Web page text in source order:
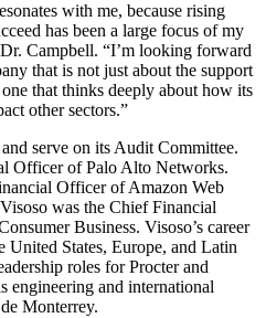
игр
with me, because rising
has been a large focus of my
Campbell. “I’m looking forward
that is not just about the support
that thinks deeply about how its
other sectors.”
serve on its Audit Committee.
Officer of Palo Alto Networks.
Officer of Amazon Web
was the Chief Financial
Business. Visoso’s career
United States, Europe, and Latin
roles for Procter and
engineering and international
Monterrey.